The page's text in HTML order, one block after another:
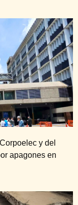
y del
apagones en